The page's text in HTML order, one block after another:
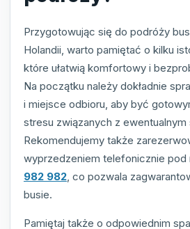
Przygotowując się do podróży
Holandii, warto pamiętać o kilku
które ułatwią komfortowy i
Na początku należy dokładnie
i miejsce odbioru, aby być
stresu związanych z ewentualnym
Rekomendujemy także
wyprzedzeniem telefonicznie pod
982 982, co pozwala
busie.
Pamiętaj także o odpowiednim